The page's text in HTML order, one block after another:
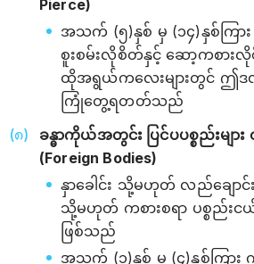
Pierce)
အသက် (၅)နှစ် မှ (၁၄)နှစ်ကြာ
စူးစမ်းလိုစိတ်နှင့် ဆော့ကစားလို
ထိုအရွယ်ကလေးများတွင် ဤဒဏ်
ကြုံတွေ့ရတတ်သည်
ခန္ဓာကိုယ်အတွင်း ပြင်ပပစ္စည်းများ
(Foreign Bodies)
နှာခေါင်း သို့မဟုတ် လည်ချောင်
သို့မဟုတ် ကစားစရာ ပစ္စည်းငယ်
ဖြစ်သည်
အသက် (၁)နှစ် မှ (၄)နှစ်ကြား